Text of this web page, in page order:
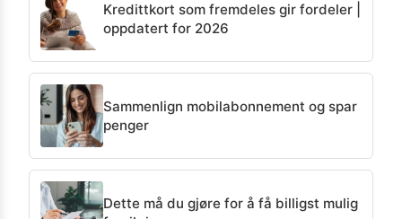
Kredittkort som fremdeles gir fordeler |
oppdatert for 2026
Sammenlign mobilabonnement og spar
penger
Dette må du gjøre for å få billigst mulig